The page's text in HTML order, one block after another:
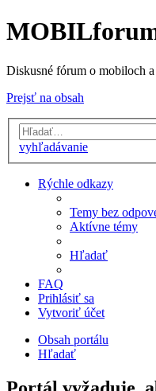
Diskusné fórum o mobiloch
Prejsť na obsah
vyhľadávanie
Rýchle odkazy
Temy bez
Aktívne témy
Hľadať
FAQ
Prihlásiť sa
Vytvoriť účet
Obsah portálu
Hľadať